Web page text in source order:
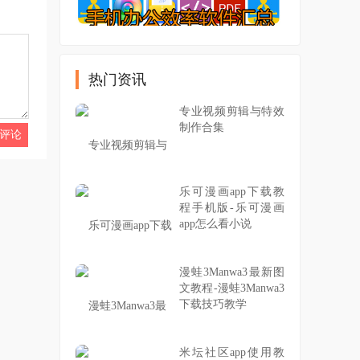
热门资讯
专业视频剪辑与特效
制作合集
乐可漫画app下载教
程手机版-乐可漫画
app怎么看小说
漫蛙3Manwa3最新图
文教程-漫蛙3Manwa3
下载技巧教学
米坛社区app使用教